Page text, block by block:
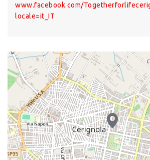
www.facebook.com/
locale=it_IT